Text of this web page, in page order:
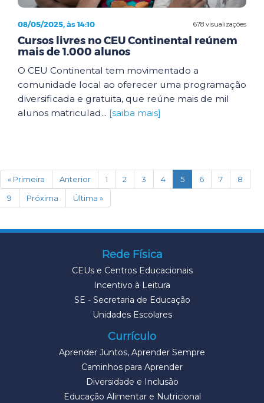
678 visualizações
08/05/2025, às 14:10
Cursos livres no CEU Continental reúnem
mais de 1.000 alunos
O CEU Continental tem movimentado a
comunidade local ao oferecer uma programação
diversificada e gratuita, que reúne mais de mil
alunos matriculad... [saiba mais]
« Primeira Anterior 1 2 3 4 5(current)
6 7
8
9
Próxima Última »
Rede Física
CEUs e Centros Educacionais
Incentivo à Leitura
SE - Secretaria de Educação
Unidades Escolares
Currículo
Aprender Juntos, Aprender Sempre
Caminhos para Aprender
Diversidade e Inclusão
Educação Alimentar e Nutricional